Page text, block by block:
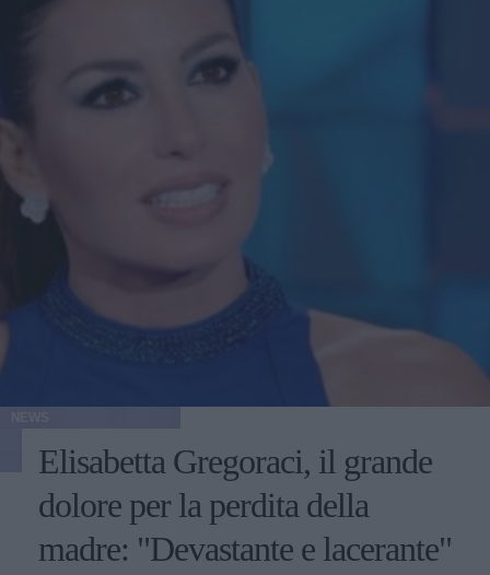
Elisabetta Gregoraci, il grande
dolore per la perdita della
madre: "Devastante e lacerante"